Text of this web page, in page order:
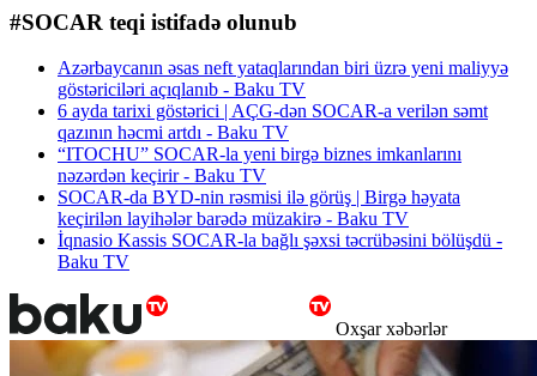
#SOCAR teqi istifadə olunub
Azərbaycanın əsas neft yataqlarından biri üzrə yeni maliyyə
göstəriciləri açıqlanıb - Baku TV
6 ayda tarixi göstərici | AÇG-dən SOCAR-a verilən səmt
qazının həcmi artdı - Baku TV
“ITOCHU” SOCAR-la yeni birgə biznes imkanlarını
nəzərdən keçirir - Baku TV
SOCAR-da BYD-nin rəsmisi ilə görüş | Birgə həyata
keçirilən layihələr barədə müzakirə - Baku TV
İqnasio Kassis SOCAR-la bağlı şəxsi təcrübəsini bölüşdü -
Baku TV
Oxşar xəbərlər